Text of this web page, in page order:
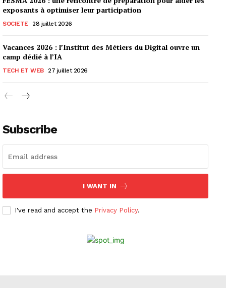
exposants à optimiser leur participation
SOCIETE 28 juillet 2026
Vacances 2026 : l’Institut des Métiers du Digital ouvre un
camp dédié à l’IA
TECH ET WEB 27 juillet 2026
Subscribe
I WANT IN
I've read and accept the Privacy Policy.